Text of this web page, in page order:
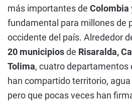
más importantes de Colombia
fundamental para millones de
occidente del país. Alrededor
20 municipiosde Risaralda,
Tolima, cuatro
han compartido territorio,
pero que pocas veces han